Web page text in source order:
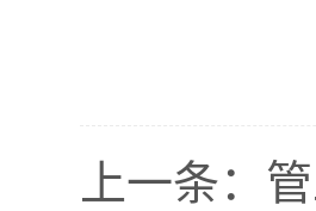
上一条：